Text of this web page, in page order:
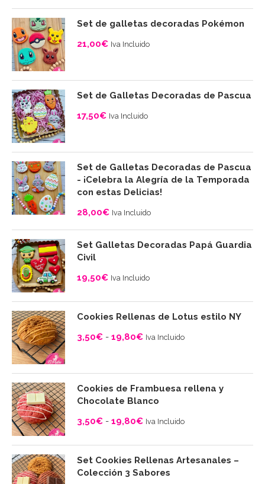
Set de galletas decoradas Pokémon
21,00€ Iva Incluido
Set de Galletas Decoradas de Pascua
17,50€ Iva Incluido
Set de Galletas Decoradas de Pascua
- ¡Celebra la Alegría de la Temporada
con estas Delicias!
28,00€ Iva Incluido
Set Galletas Decoradas Papá Guardia
Civil
19,50€ Iva Incluido
Cookies Rellenas de Lotus estilo NY
3,50€ - 19,80€
Rango
de
precios:
desde
3,50€
hasta
Iva Incluido
Cookies de Frambuesa rellena y
Chocolate Blanco
3,50€ - 19,80€
Rango
precios:
desde
Iva Incluido
Set Cookies Rellenas Artesanales –
Colección 3 Sabores